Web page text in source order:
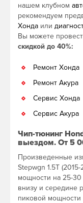
нашем клубном
рекомендуем
Хонда или
Вы можете
скидкой до 40%:
Ремонт Хонда
Ремонт Акура
Сервис Хонда
Сервис Акура
Чип-тюнинг
выездом. От 5
Произведенные
Stepwgn 1.5T
мощности на 25-
внизу и середине
пиковой мощности